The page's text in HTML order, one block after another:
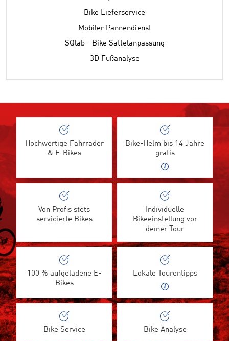
Bike Lieferservice
Mobiler Pannendienst
SQlab - Bike Sattelanpassung
3D Fußanalyse
Hochwertige Fahrräder
& E-Bikes
Bike-Helm bis 14 Jahre
gratis
Von Profis stets
servicierte Bikes
Individuelle
Bikeeinstellung vor
deiner Tour
100 % aufgeladene E-
Bikes
Lokale Tourentipps
Bike Service Bike Analyse